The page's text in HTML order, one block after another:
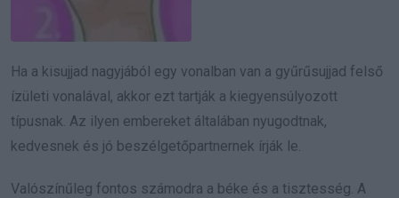
Ha a kisujjad nagyjából egy vonalban van a gyűrűsujjad felső
ízületi vonalával, akkor ezt tartják a kiegyensúlyozott
típusnak. Az ilyen embereket általában nyugodtnak,
kedvesnek és jó beszélgetőpartnernek írják le.
Valószínűleg fontos számodra a béke és a tisztesség. A